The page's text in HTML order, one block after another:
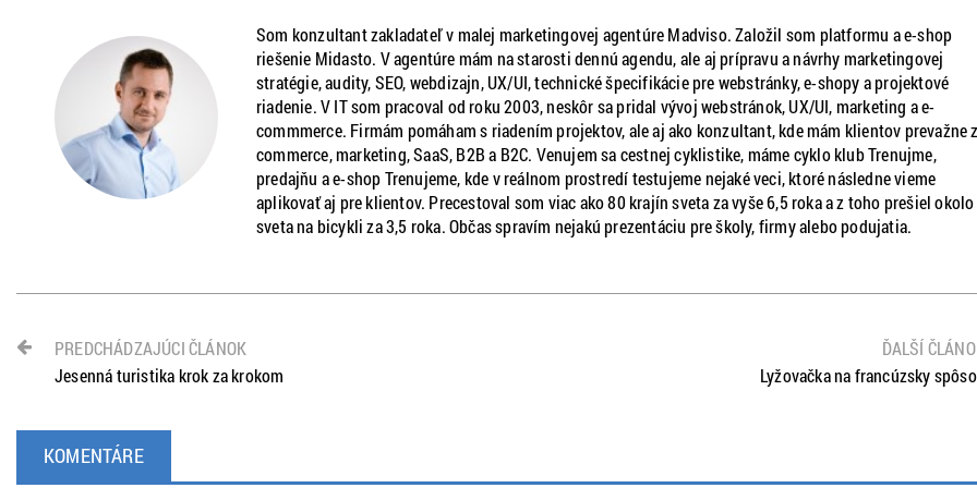
Som konzultant zakladateľ v malej marketingovej agentúre Madviso. Založil som platformu a e-shop
riešenie Midasto. V agentúre mám na starosti dennú agendu, ale aj prípravu a návrhy marketingovej
stratégie, audity, SEO, webdizajn, UX/UI, technické špecifikácie pre webstránky, e-shopy a projektové
riadenie. V IT som pracoval od roku 2003, neskôr sa pridal vývoj webstránok, UX/UI, marketing a e-
commmerce. Firmám pomáham s riadením projektov, ale aj ako konzultant, kde mám klientov prevažne
commerce, marketing, SaaS, B2B a B2C. Venujem sa cestnej cyklistike, máme cyklo klub Trenujme,
predajňu a e-shop Trenujeme, kde v reálnom prostredí testujeme nejaké veci, ktoré následne vieme
aplikovať aj pre klientov. Precestoval som viac ako 80 krajín sveta za vyše 6,5 roka a z toho prešiel okolo
sveta na bicykli za 3,5 roka. Občas spravím nejakú prezentáciu pre školy, firmy alebo podujatia.
PREDCHÁDZAJÚCI ČLÁNOK
Jesenná turistika krok za krokom
ĎALŠÍ
Lyžovačka na francúzsky
KOMENTÁRE